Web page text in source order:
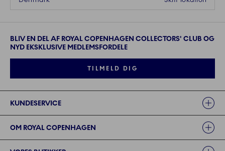
BLIV EN DEL AF ROYAL COPENHAGEN COLLECTORS' CLUB OG
NYD EKSKLUSIVE MEDLEMSFORDELE
TILMELD DIG
KUNDESERVICE
OM ROYAL COPENHAGEN